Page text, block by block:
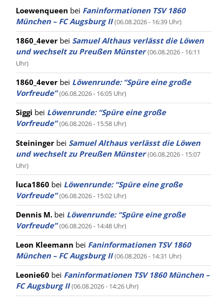
Loewenqueen bei Faninformationen TSV 1860
München – FC Augsburg II (06.08.2026 - 16:39 Uhr)
1860_4ever bei Samuel Althaus verlässt die Löwen
und wechselt zu Preußen Münster (06.08.2026 - 16:11
Uhr)
1860_4ever bei Löwenrunde: “Spüre eine große
Vorfreude” (06.08.2026 - 16:05 Uhr)
Siggi bei Löwenrunde: “Spüre eine große
Vorfreude” (06.08.2026 - 15:58 Uhr)
Steininger bei Samuel Althaus verlässt die Löwen
und wechselt zu Preußen Münster (06.08.2026 - 15:07
Uhr)
luca1860 bei Löwenrunde: “Spüre eine große
Vorfreude” (06.08.2026 - 15:02 Uhr)
Dennis M. bei Löwenrunde: “Spüre eine große
Vorfreude” (06.08.2026 - 14:48 Uhr)
Leon Kleemann bei Faninformationen TSV 1860
München – FC Augsburg II (06.08.2026 - 14:31 Uhr)
Leonie60 bei Faninformationen TSV 1860 München –
FC Augsburg II (06.08.2026 - 14:26 Uhr)